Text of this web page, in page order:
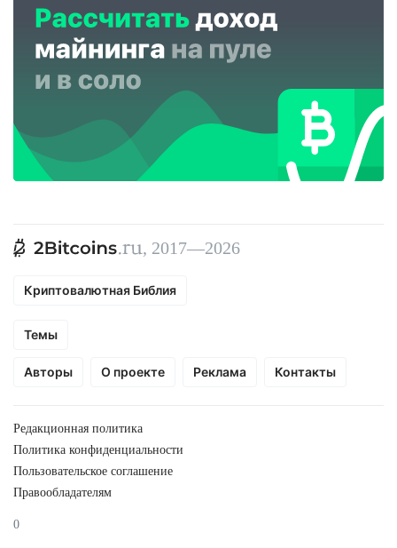
, 2017—2026
Криптовалютная Библия
Темы
Авторы О проекте Реклама Контакты
Редакционная политика
Политика конфиденциальности
Пользовательское соглашение
Правообладателям
0